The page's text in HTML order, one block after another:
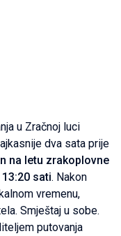
u Zračnoj luci
dva sata prije
na letu zrakoplovne
sati. Nakon
vremenu,
Smještaj u sobe.
putovanja